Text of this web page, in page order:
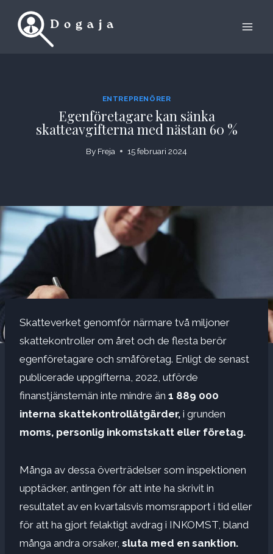
ENTREPRENÖRER
Egenföretagare kan sänka
skatteavgifterna med nästan 60 %
By Freja 15 februari 2024
Skatteverket genomför närmare två miljoner
skattekontroller om året och de flesta berör
egenföretagare och småföretag. Enligt de senast
publicerade uppgifterna, 2022, utförde
finanstjänstemän inte mindre än 1 889 000
interna skattekontrollåtgärder, i grunden
moms, personlig inkomstskatt eller företag.
Många av dessa överträdelser som inspektionen
upptäcker, antingen för att inte ha skrivit in
resultatet av en kvartalsvis momsrapport i tid eller
för att ha gjort felaktigt avdrag i INKOMST, bland
många andra orsaker, sluta med en sanktion.